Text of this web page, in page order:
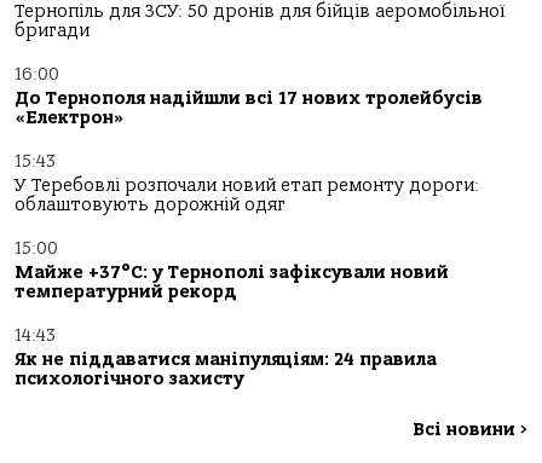
Тернопіль для ЗСУ: 50 дронів для бійців аеромобільної
бригади
16:00
До Тернополя надійшли всі 17 нових тролейбусів
«Електрон»
15:43
У Теребовлі розпочали новий етап ремонту дороги:
облаштовують дорожній одяг
15:00
Майже +37°C: у Тернополі зафіксували новий
температурний рекорд
14:43
Як не піддаватися маніпуляціям: 24 правила
психологічного захисту
Всі новини >